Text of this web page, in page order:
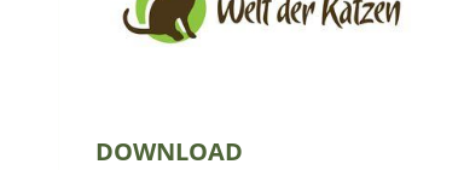
DOWNLOAD